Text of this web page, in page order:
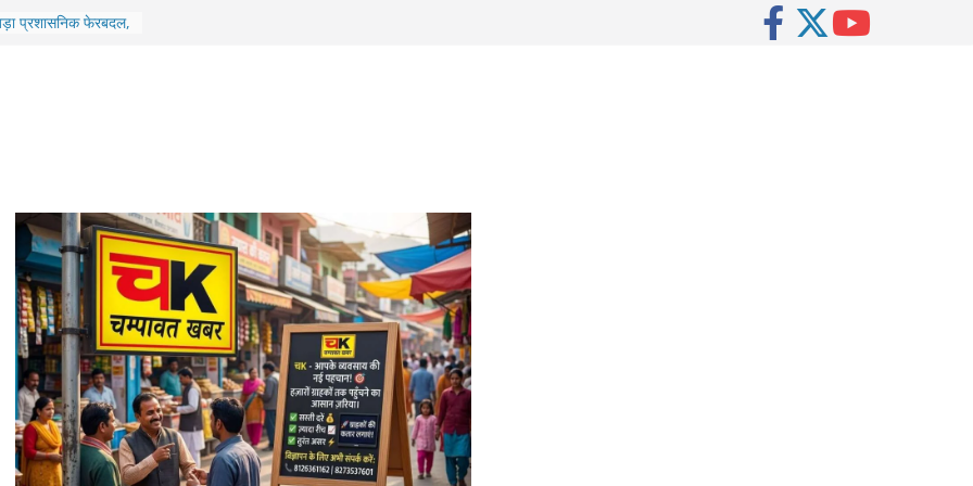
₹7 करोड़ के ऋण
एमडी समेत 6 के
और विधायक के
डालने वाला आरोपी
की बड़ी उपलब्धि,
‘पेद्दी’ के लिए गाया
बेटे आबान की सड़क
अहमद से मिलने जा